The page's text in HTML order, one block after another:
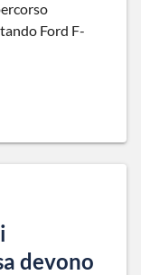
Ford F-
devono